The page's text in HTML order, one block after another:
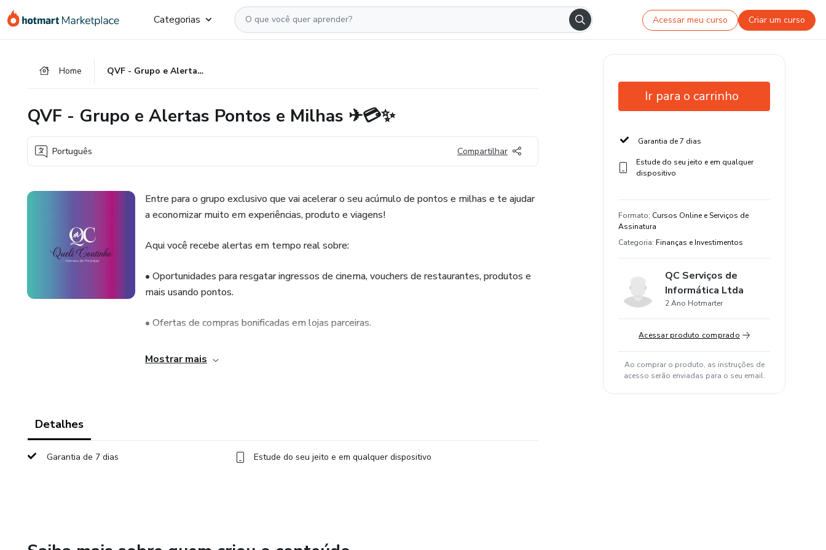
para
para
para
Categorias Acessar meu curso Criar um curso
Home QVF - Grupo e Alertas Pontos e Milhas ✈💳✨
QVF - Grupo e Alertas Pontos e Milhas ✈💳✨
Português Compartilhar
Entre para o grupo exclusivo que vai acelerar o seu acúmulo de pontos e milhas e te ajudar
a economizar muito em experiências, produto e viagens!
Aqui você recebe alertas em tempo real sobre:
• Oportunidades para resgatar ingressos de cinema, vouchers de restaurantes, produtos e
mais usando pontos.
• Ofertas de compras bonificadas em lojas parceiras.
• Promoções de transferências bonificadas (Livelo, Esfera, e outros programas).
Mostrar mais
Detalhes
Garantia de 7 dias Estude do seu jeito e em qualquer dispositivo
Ir para o carrinho
Garantia de 7 dias
Estude do seu jeito e em qualquer
dispositivo
Formato: Cursos Online e Serviços de
Assinatura
Categoria: Finanças e Investimentos
QC Serviços de
Informática Ltda
2 Ano Hotmarter
Acessar produto comprado
Ao comprar o produto, as instruções de
acesso serão enviadas para o seu email.